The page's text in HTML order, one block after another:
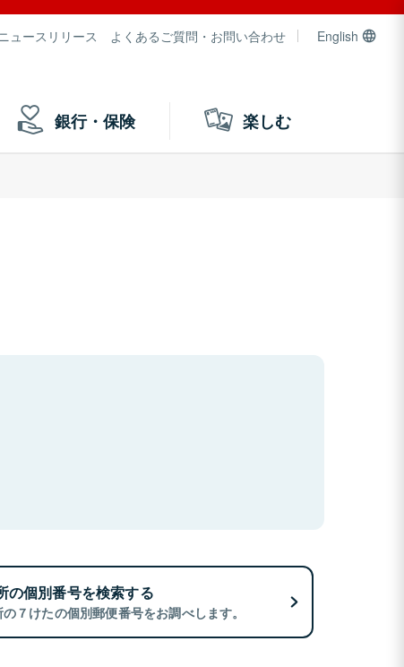
ニュースリリース よくあるご質問・お問い合わせ English
銀行・保険 楽しむ
の個別番号を検索する
７けたの個別郵便番号をお調べします。